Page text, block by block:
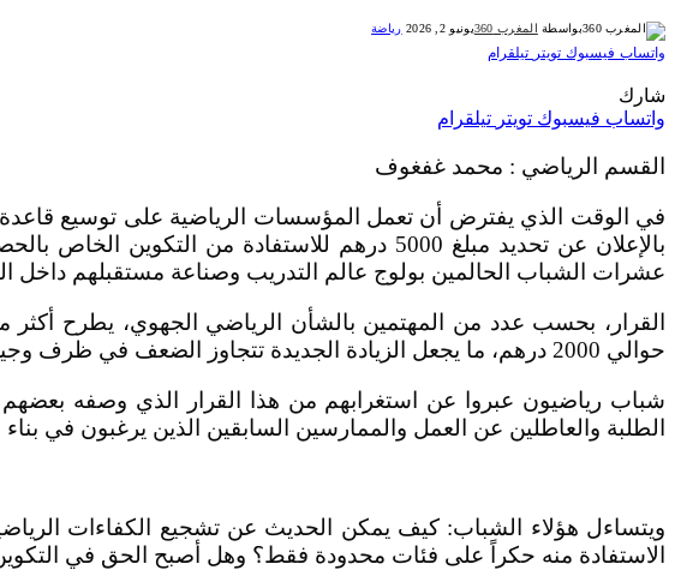
بواسطة المغرب 360 يونيو 2, 2026 رياضة
واتساب فيسبوك تويتر تيلقرام
شارك
واتساب فيسبوك تويتر تيلقرام
القسم الرياضي : محمد غفغوف
في الوقت الذي يفترض أن تعمل المؤسسات الرياضية على توسيع قاعدة
بالإعلان عن تحديد مبلغ 5000 درهم للاستفادة
عشرات الشباب الحالمين بولوج عالم التدريب وصناعة مستقبلهم داخل
القرار، بحسب عدد من المهتمين بالشأن الرياضي الجهوي، يطرح أكثر
حوالي 2000 درهم، ما يجعل الزيادة الجديدة تتجاوز الضعف في ظرف وجيز، دون تقديم توضيحات كافية للرأي العام الرياضي حول دوافع وأسباب هذا الارتفاع الكبير.
الطلبة والعاطلين عن العمل والممارسين السابقين الذين يرغبون في
ويتساءل هؤلاء الشباب: كيف يمكن الحديث عن تشجيع الكفاءات
الاستفادة منه حكراً على فئات محدودة فقط؟ وهل أصبح الحق في التكوين